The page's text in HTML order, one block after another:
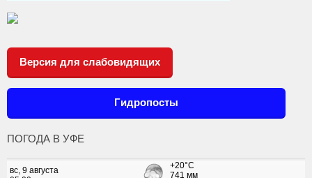
Версия для слабовидящих
Гидропосты
ПОГОДА В УФЕ